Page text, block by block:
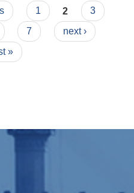
सम्बन्धी कार्यविधि २०७७
1 2
3
7
next ›
»